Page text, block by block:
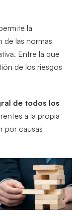
la
de las normas
Entre la que
de los riesgos
de todos los
a la propia
por causas